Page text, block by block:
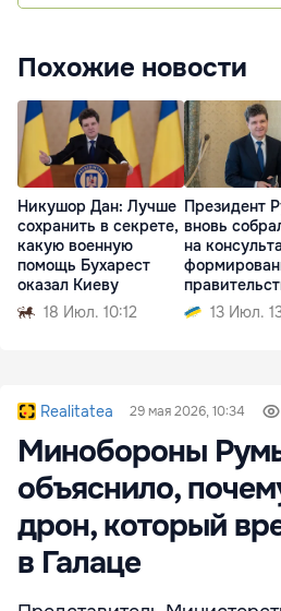
Похожие новости
Никушор Дан: Лучше
сохранить в секрете,
какую военную
помощь Бухарест
оказал Киеву
18 Июл. 10:12
Президент
вновь
на
13 Июл.
Realitatea 29 мая 2026, 10:34
Минобороны
объяснило,
дрон, который
в Галаце